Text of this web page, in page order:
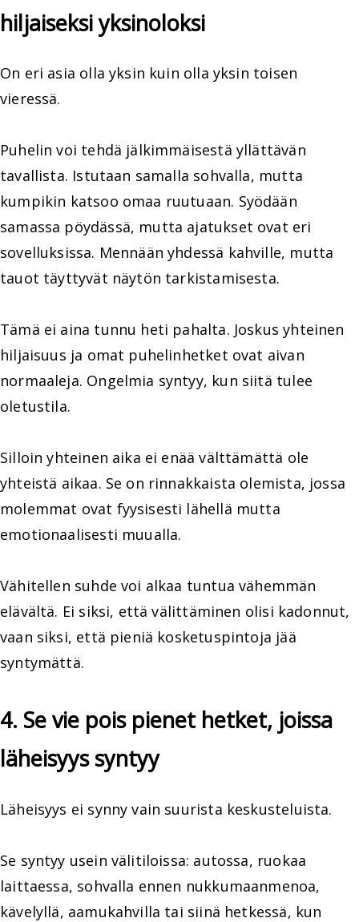
hiljaiseksi yksinoloksi
On eri asia olla yksin kuin olla yksin toisen
vieressä.
Puhelin voi tehdä jälkimmäisestä yllättävän
tavallista. Istutaan samalla sohvalla, mutta
kumpikin katsoo omaa ruutuaan. Syödään
samassa pöydässä, mutta ajatukset ovat eri
sovelluksissa. Mennään yhdessä kahville, mutta
tauot täyttyvät näytön tarkistamisesta.
Tämä ei aina tunnu heti pahalta. Joskus yhteinen
hiljaisuus ja omat puhelinhetket ovat aivan
normaaleja. Ongelmia syntyy, kun siitä tulee
oletustila.
Silloin yhteinen aika ei enää välttämättä ole
yhteistä aikaa. Se on rinnakkaista olemista, jossa
molemmat ovat fyysisesti lähellä mutta
emotionaalisesti muualla.
Vähitellen suhde voi alkaa tuntua vähemmän
elävältä. Ei siksi, että välittäminen olisi kadonnut,
vaan siksi, että pieniä kosketuspintoja jää
syntymättä.
4. Se vie pois pienet hetket, joissa
läheisyys syntyy
Läheisyys ei synny vain suurista keskusteluista.
Se syntyy usein välitiloissa: autossa, ruokaa
laittaessa, sohvalla ennen nukkumaanmenoa,
kävelyllä, aamukahvilla tai siinä hetkessä, kun